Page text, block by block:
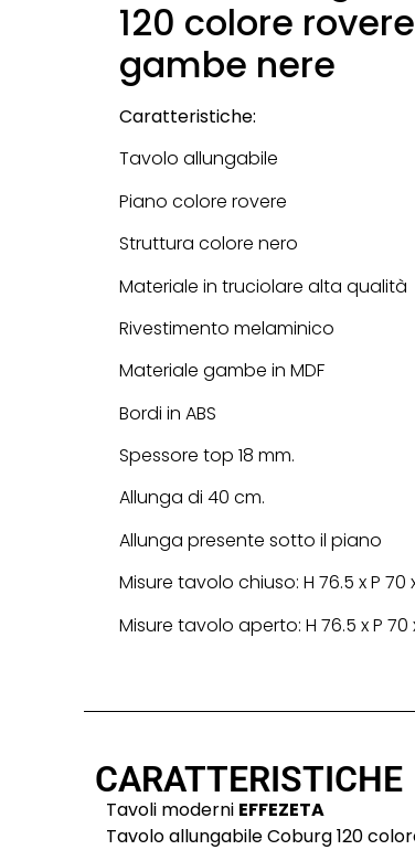
120 colore
gambe nere
Caratteristiche:
Tavolo allungabile
Piano colore rovere
Struttura colore nero
Materiale in truciolare alta qualità
Rivestimento melaminico
Materiale gambe in MDF
Bordi in ABS
Spessore top 18 mm.
Allunga di 40 cm.
Allunga presente sotto il piano
Misure tavolo chiuso: H 76.5 x P 70
Misure tavolo aperto: H 76.5 x P 70
CARATTERISTICHE
Tavoli moderni EFFEZETA
Tavolo allungabile Coburg 120